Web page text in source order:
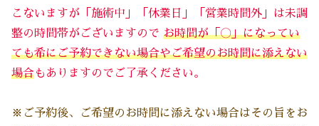
こないますが「施術中」「休業日」「営業時間外」は未調
整の時間帯がございますので お時間が「〇」になってい
ても希にご予約できない場合やご希望のお時間に添えない
場合もありますのでご了承ください。
※ご予約後、ご希望のお時間に添えない場合はその旨をお